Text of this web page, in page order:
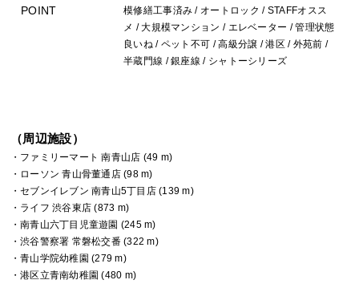
POINT
模修繕工事済み / オートロック / STAFFオスス
メ / 大規模マンション / エレベーター / 管理状態
良いね / ペット不可 / 高級分譲 / 港区 / 外苑前 /
半蔵門線 / 銀座線 / シャトーシリーズ
（周辺施設）
・ファミリーマート 南青山店 (49 m)
・ローソン 青山骨董通店 (98 m)
・セブンイレブン 南青山5丁目店 (139 m)
・ライフ 渋谷東店 (873 m)
・南青山六丁目児童遊園 (245 m)
・渋谷警察署 常磐松交番 (322 m)
・青山学院幼稚園 (279 m)
・港区立青南幼稚園 (480 m)